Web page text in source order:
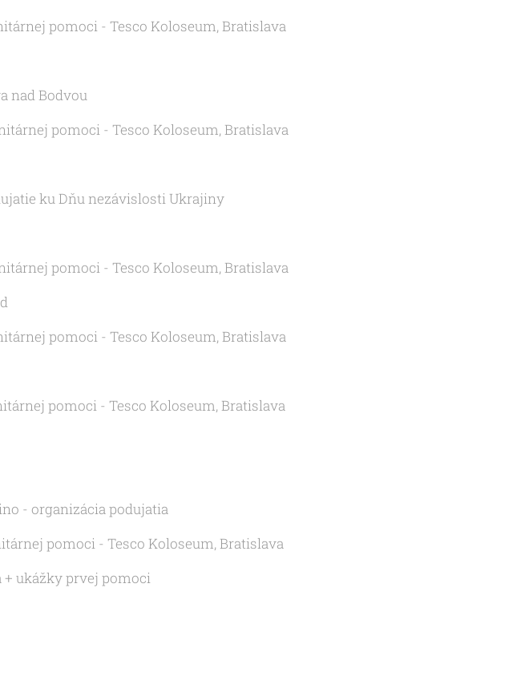
pomoci - Tesco Koloseum, Bratislava
nad Bodvou
pomoci - Tesco Koloseum, Bratislava
ku Dňu nezávislosti Ukrajiny
pomoci - Tesco Koloseum, Bratislava
pomoci - Tesco Koloseum, Bratislava
pomoci - Tesco Koloseum, Bratislava
- organizácia podujatia
pomoci - Tesco Koloseum, Bratislava
+ ukážky prvej pomoci